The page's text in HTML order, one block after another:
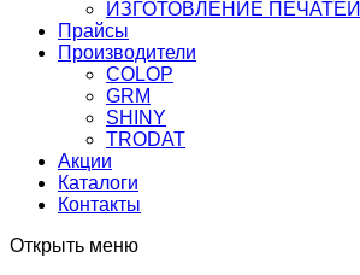
ИЗГОТОВЛЕНИЕ
Прайсы
Производители
COLOP
GRM
SHINY
TRODAT
Акции
Каталоги
Контакты
Открыть меню